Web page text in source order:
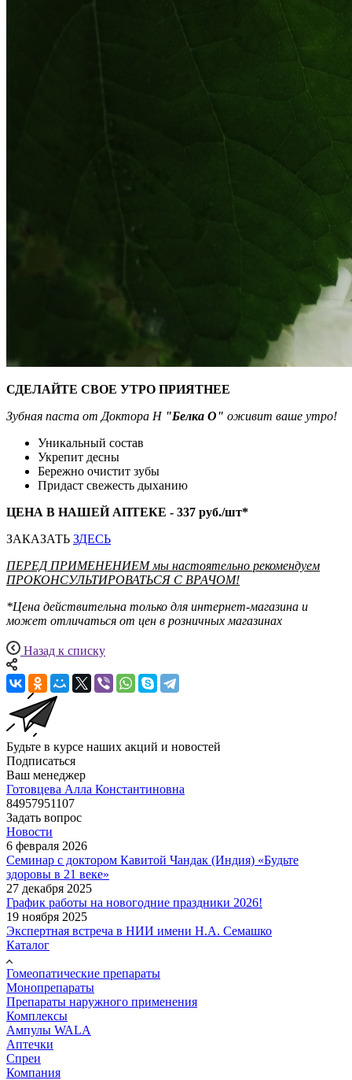
СДЕЛАЙТЕ СВОЕ УТРО ПРИЯТНЕЕ
Зубная паста от Доктора Н "Белка О" оживит ваше утро!
Уникальный состав
Укрепит десны
Бережно очистит зубы
Придаст свежесть дыханию
ЦЕНА В НАШЕЙ АПТЕКЕ - 337 руб./шт*
ЗАКАЗАТЬ ЗДЕСЬ
ПЕРЕД ПРИМЕНЕНИЕМ мы настоятельно рекомендуем
ПРОКОНСУЛЬТИРОВАТЬСЯ С ВРАЧОМ!
*Цена действительна только для интернет-магазина и
может отличаться от цен в розничных магазинах
Назад к списку
Будьте в курсе наших акций и новостей
Подписаться
Ваш менеджер
Готовцева Алла Константиновна
84957951107
Задать вопрос
Новости
6 февраля 2026
Семинар с доктором Кавитой Чандак (Индия) «Будьте
здоровы в 21 веке»
27 декабря 2025
График работы на новогодние праздники 2026!
19 ноября 2025
Экспертная встреча в НИИ имени Н.А. Семашко
Каталог
Гомеопатические препараты
Монопрепараты
Препараты наружного применения
Комплексы
Ампулы WALA
Аптечки
Спреи
Компания